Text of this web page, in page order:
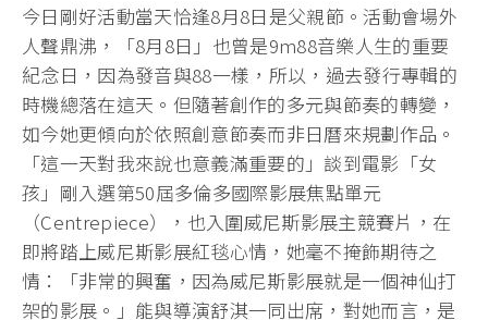
今日剛好活動當天恰逢8月8日是父親節。活動會場外
人聲鼎沸，「8月8日」也曾是9m88音樂人生的重要
紀念日，因為發音與88一樣，所以，過去發行專輯的
時機總落在這天。但隨著創作的多元與節奏的轉變，
如今她更傾向於依照創意節奏而非日曆來規劃作品。
「這一天對我來說也意義滿重要的」談到電影「女
孩」剛入選第50屆多倫多國際影展焦點單元
（Centrepiece），也入圍威尼斯影展主競賽片，在
即將踏上威尼斯影展紅毯心情，她毫不掩飾期待之
情：「非常的興奮，因為威尼斯影展就是一個神仙打
架的影展。」能與導演舒淇一同出席，對她而言，是